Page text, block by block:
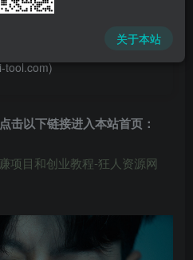
本站首页：
赚项目和创业教程 - 狂人资源
tool.com)
击以下链接进入本站首页 ：
项目和创业教程-狂人资源网
关于本站